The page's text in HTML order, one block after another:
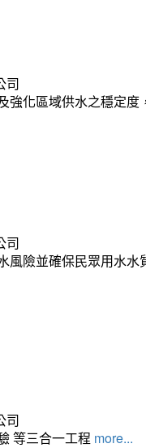
司
強化區域供水之穩定
司
風險並確保民眾用水
司
等三合一工程 more...